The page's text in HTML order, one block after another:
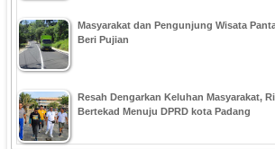
Masyarakat dan Pengunjung Wisata
Beri Pujian
Resah Dengarkan Keluhan Masyarakat,
Bertekad Menuju DPRD kota Padang